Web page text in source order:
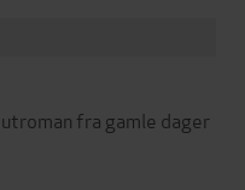
fra gamle dager